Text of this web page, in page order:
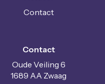
Contact
Contact
Oude Veiling 6
1689 AA Zwaag